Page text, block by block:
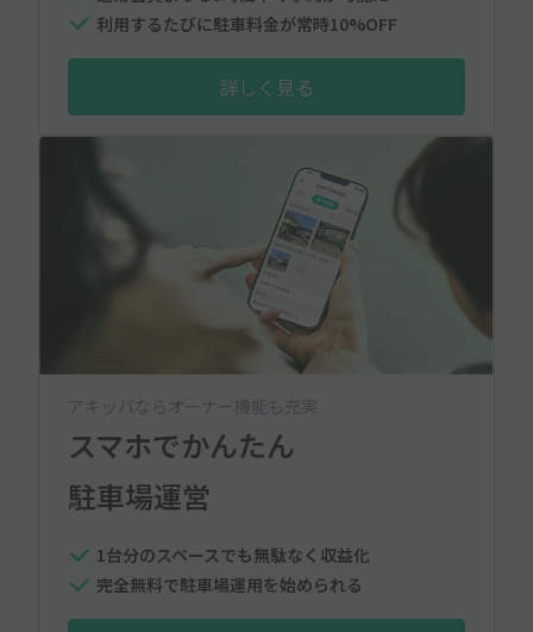
利用するたびに駐車料金が常時10%OFF
詳しく見る
アキッパならオーナー機能も充実
スマホでかんたん
駐車場運営
1台分のスペースでも無駄なく収益化
完全無料で駐車場運用を始められる